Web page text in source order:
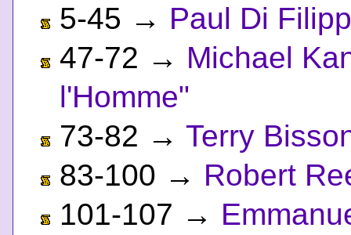
5-45 → Paul Di
47-72 → Michael
l'Homme"
73-82 → Terry
83-100 → Robert
101-107 →